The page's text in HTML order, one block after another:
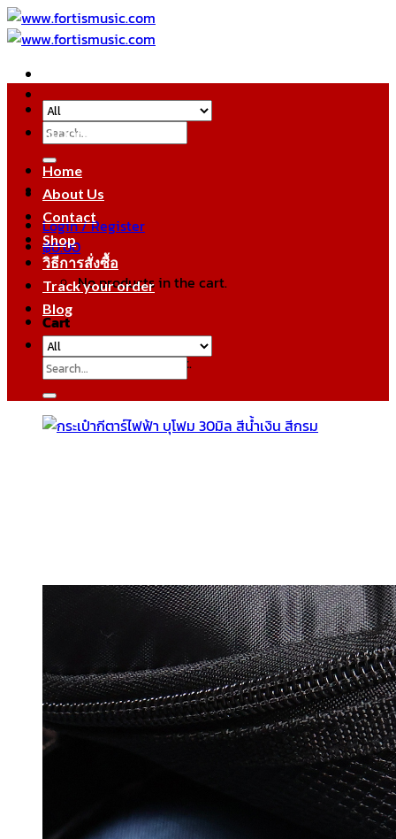
Skip
to
Search
for:
Login / Register
฿0.00
No products in the cart.
Cart
No products in the cart.
หมวดหมู่สินค้า
Home
About Us
Contact
Shop
วิธีการสั่งซื้อ
Track your order
Blog
Search
for: